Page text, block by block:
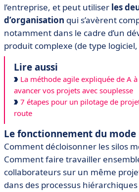
l’entreprise, et peut utiliser les
d’organisation qui s’avèrent
notamment dans le cadre d’un
produit complexe (de type
Lire aussi
La méthode agile expliquée de A
avancer vos projets avec souplesse
7 étapes pour un pilotage de
route
Le fonctionnement du
Comment décloisonner les silos
Comment faire travailler
collaborateurs sur un même
dans des processus